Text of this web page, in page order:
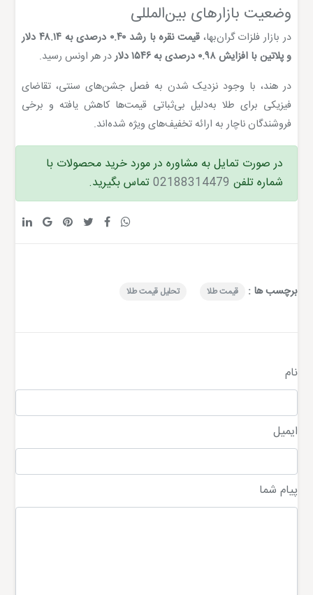
وضعیت بازارهای بین‌المللی
در بازار فلزات گران‌بها،
قیمت نقره با رشد ۰.۴۰ درصدی به ۴۸.۱۴ دلار
و پلاتین با افزایش ۰.۹۸ درصدی به ۱۵۴۶ دلار
در هر اونس رسید.
در هند، با وجود نزدیک شدن به فصل جشن‌های سنتی، تقاضای
فیزیکی برای طلا به‌دلیل بی‌ثباتی قیمت‌ها کاهش یافته و برخی
فروشندگان ناچار به ارائه تخفیف‌های ویژه شده‌اند.
در صورت تمایل به مشاوره در مورد خرید محصولات با
شماره تلفن 02188314479تماس بگیرید.
برچسب ها : قیمت طلا تحلیل قیمت طلا
نام
ایمیل
پیام شما